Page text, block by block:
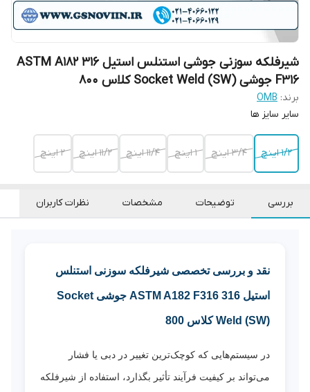
شیرفلکه سوزنی جوشی استنلس استیل 316 ASTM A182
F316 جوشی Socket Weld (SW) کلاس 800
برند: OMB
سایر سایز ها
۱/۲ اینچ ۳/۴ اینچ ۱ اینچ ۱۱/۴ اینچ ۱۱/۲ اینچ ۲ اینچ
بررسی توضیحات مشخصات نظرات کاربران
نقد و بررسی تخصصی شیرفلکه سوزنی استنلس
استیل 316 ASTM A182 F316 جوشی Socket
Weld (SW) کلاس 800
در سیستم‌هایی که کوچک‌ترین تغییر در دبی یا فشار
می‌تواند بر کیفیت فرآیند تأثیر بگذارد، استفاده از شیرفلکه